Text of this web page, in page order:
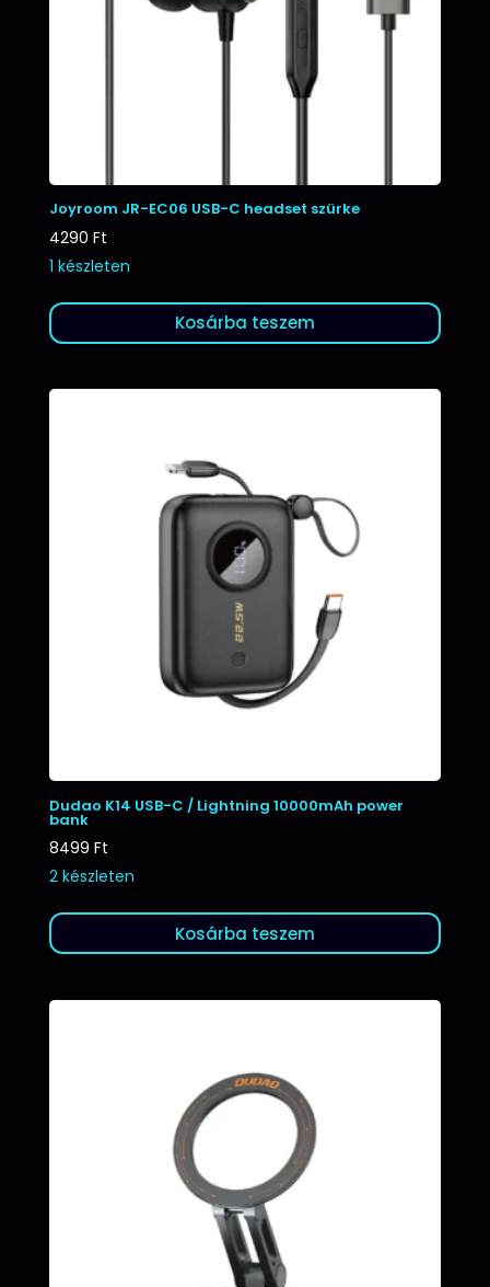
Joyroom JR-EC06 USB-C headset szürke
4290 Ft
1 készleten
Kosárba teszem
Dudao K14 USB-C / Lightning 10000mAh power
bank
8499 Ft
2 készleten
Kosárba teszem